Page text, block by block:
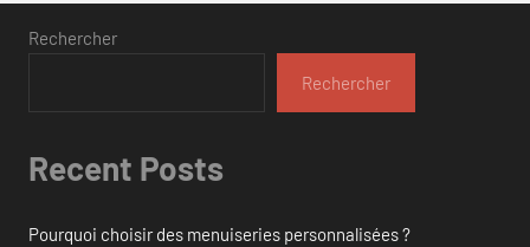
Rechercher
Rechercher
Recent Posts
Pourquoi choisir des menuiseries personnalisées ?